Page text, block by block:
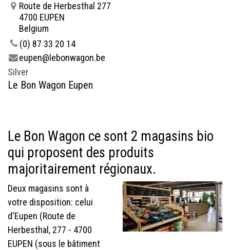
Route de Herbesthal 277
4700 EUPEN
Belgium
(0) 87 33 20 14
eupen@lebonwagon.be
Silver
Le Bon Wagon Eupen
Le Bon Wagon ce sont 2 magasins bio
qui proposent des produits
majoritairement régionaux.
Deux magasins sont à
votre disposition: celui
d'Eupen (Route de
Herbesthal, 277 - 4700
EUPEN (sous le bâtiment